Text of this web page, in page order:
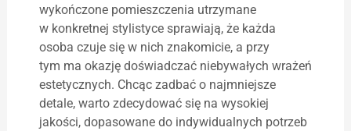
wykończone pomieszczenia utrzymane
w konkretnej stylistyce sprawiają, że każda
osoba czuje się w nich znakomicie, a przy
tym ma okazję doświadczać niebywałych wrażeń
estetycznych. Chcąc zadbać o najmniejsze
detale, warto zdecydować się na wysokiej
jakości, dopasowane do indywidualnych potrzeb